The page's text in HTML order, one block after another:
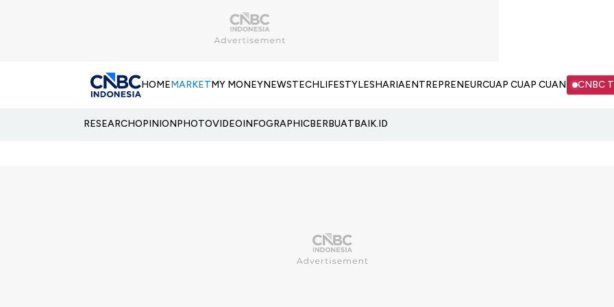
HOMEMARKETMY MONEYNEWSTECHLIFESTYLESHARIAENTREPRENEURCUAP CUAP CUAN CNBC
RESEARCHOPINIONPHOTOVIDEOINFOGRAPHICBERBUATBAIK.ID